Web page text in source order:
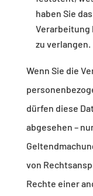
haben Sie
Verarbeitung
zu verlangen.
Wenn Sie die
dürfen diese
abgesehen –
von
Rechte einer